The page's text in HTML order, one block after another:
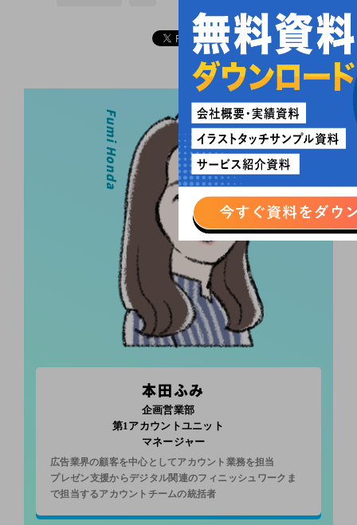
Fumi Honda
本田ふみ
企画営業部
第1アカウントユニット
マネージャー
広告業界の顧客を中心としてアカウント業務を担当
プレゼン支援からデジタル関連のフィニッシュワークま
で担当するアカウントチームの統括者